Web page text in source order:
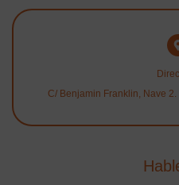
C/ Benjamin Franklin, Nave